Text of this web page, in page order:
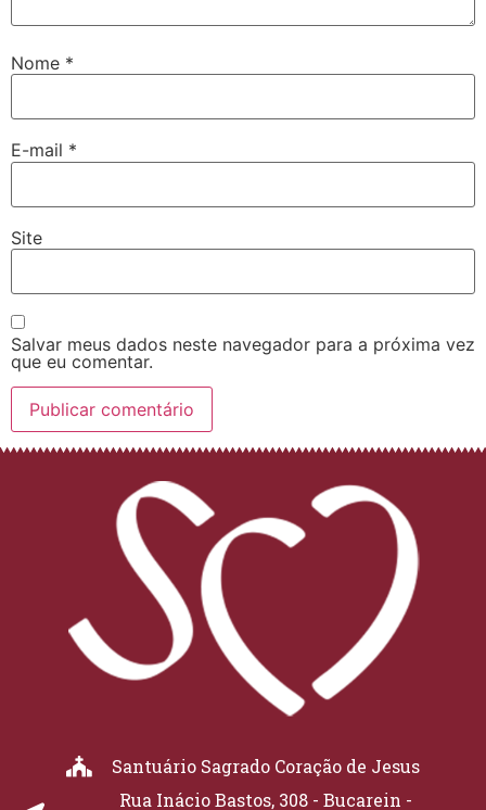
Nome *
E-mail *
Site
Salvar meus dados neste navegador para a próxima vez
que eu comentar.
Santuário Sagrado Coração de Jesus
Rua Inácio Bastos, 308 - Bucarein -